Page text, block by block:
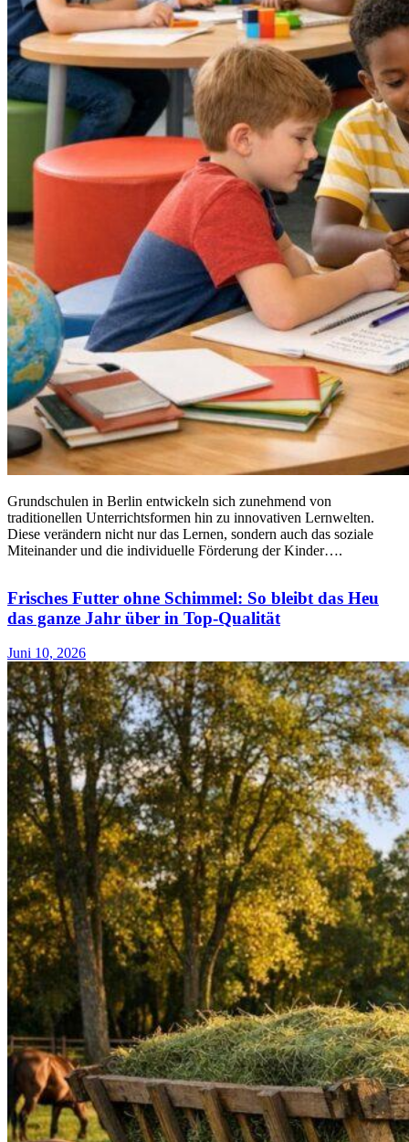
Grundschulen in Berlin entwickeln sich zunehmend von
traditionellen Unterrichtsformen hin zu innovativen Lernwelten.
Diese verändern nicht nur das Lernen, sondern auch das soziale
Miteinander und die individuelle Förderung der Kinder….
Frisches Futter ohne Schimmel: So bleibt das Heu
das ganze Jahr über in Top-Qualität
Juni 10, 2026